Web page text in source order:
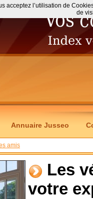
Annuaire Jusseo
amis
Les
votre
acceptez l’utilisation de
de